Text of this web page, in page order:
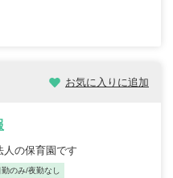
お気に入りに追加
人の保育園です
勤のみ/夜勤なし